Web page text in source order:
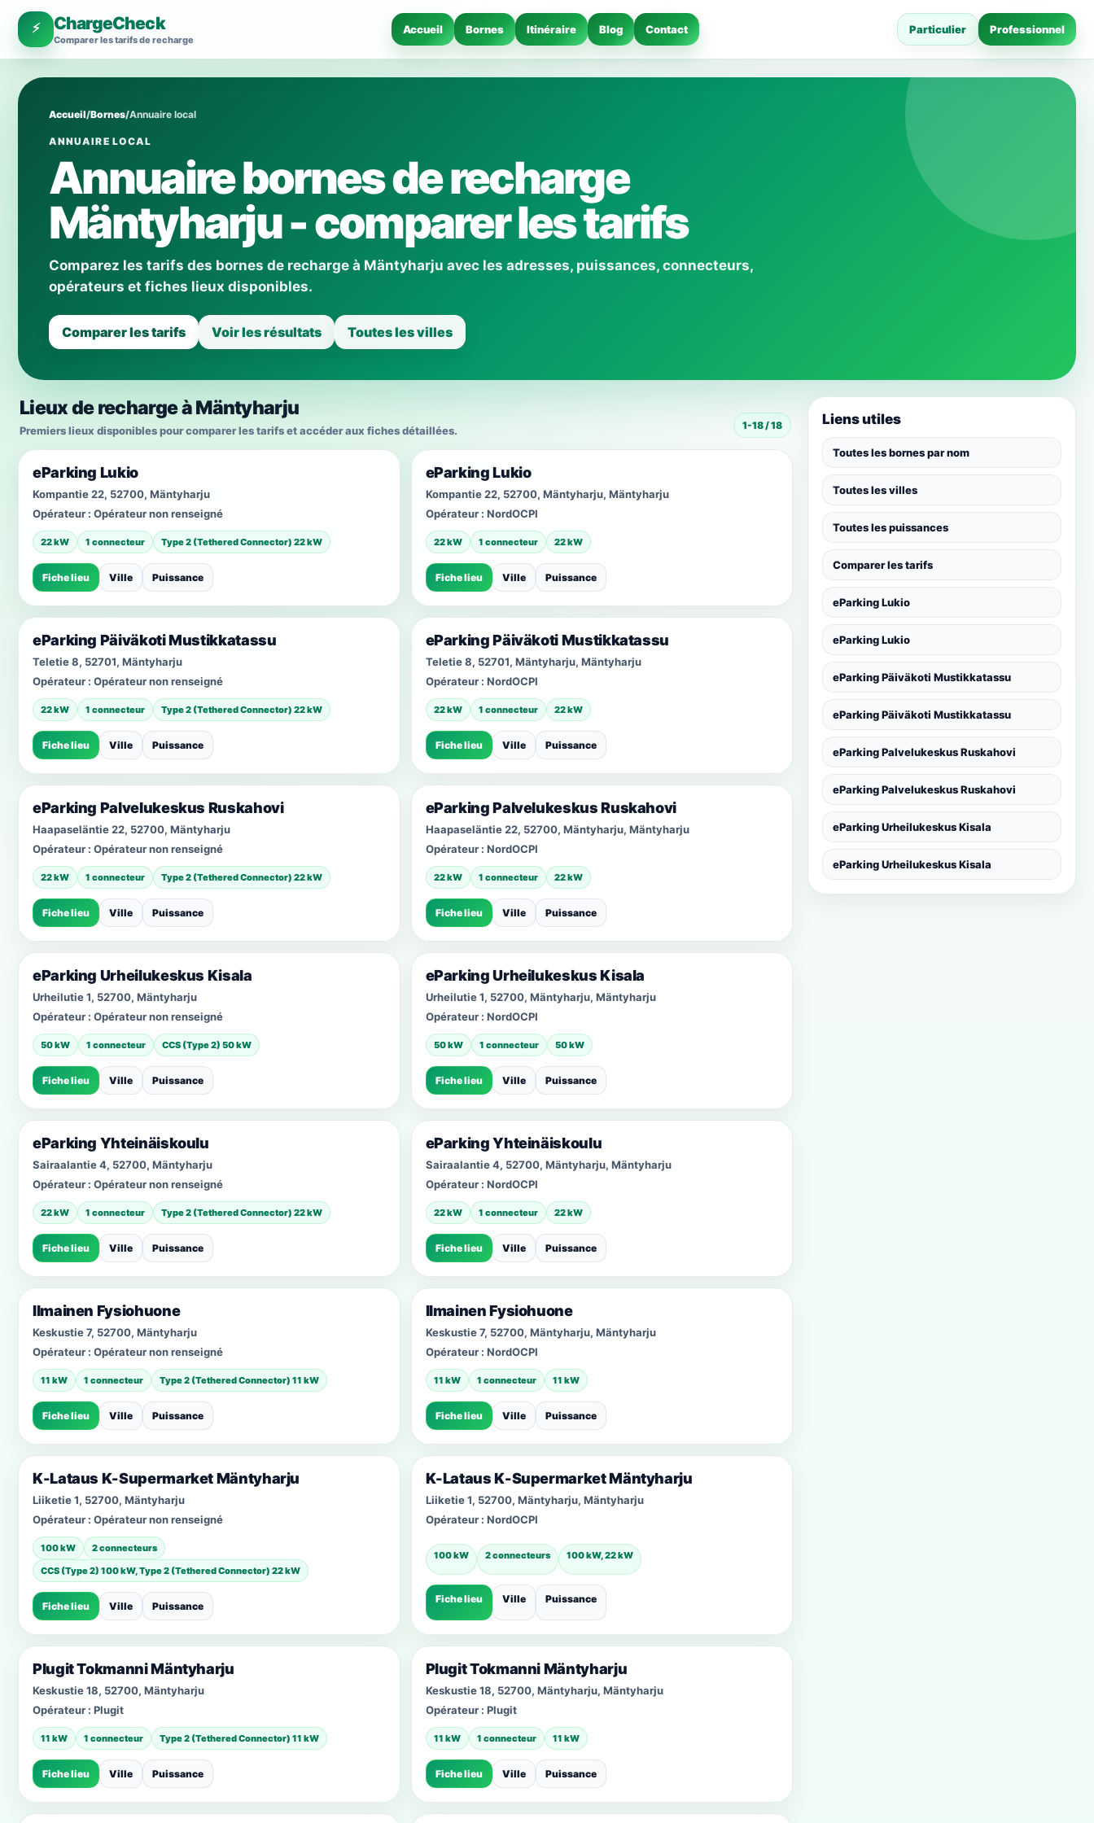
⚡ ChargeCheck
Comparer les tarifs de recharge
Accueil Bornes Itinéraire Blog Contact Particulier Professionnel
Accueil/Bornes/Annuaire local
ANNUAIRE LOCAL
Annuaire bornes de recharge
Mäntyharju - comparer les tarifs
Comparez les tarifs des bornes de recharge à Mäntyharju avec les adresses, puissances, connecteurs,
opérateurs et fiches lieux disponibles.
Comparer les tarifs Voir les résultats Toutes les villes
Lieux de recharge à Mäntyharju
Premiers lieux disponibles pour comparer les tarifs et accéder aux fiches détaillées. 1-18 / 18
eParking Lukio
Kompantie 22, 52700, Mäntyharju
Opérateur : Opérateur non renseigné
22 kW 1 connecteur Type 2 (Tethered Connector) 22 kW
Fiche lieu Ville Puissance
eParking Lukio
Kompantie 22, 52700, Mäntyharju, Mäntyharju
Opérateur : NordOCPI
22 kW 1 connecteur 22 kW
Fiche lieu Ville Puissance
eParking Päiväkoti Mustikkatassu
Teletie 8, 52701, Mäntyharju
Opérateur : Opérateur non renseigné
22 kW 1 connecteur Type 2 (Tethered Connector) 22 kW
Fiche lieu Ville Puissance
eParking Päiväkoti Mustikkatassu
Teletie 8, 52701, Mäntyharju, Mäntyharju
Opérateur : NordOCPI
22 kW 1 connecteur 22 kW
Fiche lieu Ville Puissance
eParking Palvelukeskus Ruskahovi
Haapaseläntie 22, 52700, Mäntyharju
Opérateur : Opérateur non renseigné
22 kW 1 connecteur Type 2 (Tethered Connector) 22 kW
Fiche lieu Ville Puissance
eParking Palvelukeskus Ruskahovi
Haapaseläntie 22, 52700, Mäntyharju, Mäntyharju
Opérateur : NordOCPI
22 kW 1 connecteur 22 kW
Fiche lieu Ville Puissance
eParking Urheilukeskus Kisala
Urheilutie 1, 52700, Mäntyharju
Opérateur : Opérateur non renseigné
50 kW 1 connecteur CCS (Type 2) 50 kW
Fiche lieu Ville Puissance
eParking Urheilukeskus Kisala
Urheilutie 1, 52700, Mäntyharju, Mäntyharju
Opérateur : NordOCPI
50 kW 1 connecteur 50 kW
Fiche lieu Ville Puissance
eParking Yhteinäiskoulu
Sairaalantie 4, 52700, Mäntyharju
Opérateur : Opérateur non renseigné
22 kW 1 connecteur Type 2 (Tethered Connector) 22 kW
Fiche lieu Ville Puissance
eParking Yhteinäiskoulu
Sairaalantie 4, 52700, Mäntyharju, Mäntyharju
Opérateur : NordOCPI
22 kW 1 connecteur 22 kW
Fiche lieu Ville Puissance
Ilmainen Fysiohuone
Keskustie 7, 52700, Mäntyharju
Opérateur : Opérateur non renseigné
11 kW 1 connecteur Type 2 (Tethered Connector) 11 kW
Fiche lieu Ville Puissance
Ilmainen Fysiohuone
Keskustie 7, 52700, Mäntyharju, Mäntyharju
Opérateur : NordOCPI
11 kW 1 connecteur 11 kW
Fiche lieu Ville Puissance
K-Lataus K-Supermarket Mäntyharju
Liiketie 1, 52700, Mäntyharju
Opérateur : Opérateur non renseigné
100 kW
2 connecteurs
CCS (Type 2) 100 kW, Type 2 (Tethered Connector) 22 kW
Fiche lieu Ville Puissance
K-Lataus K-Supermarket Mäntyharju
Liiketie 1, 52700, Mäntyharju, Mäntyharju
Opérateur : NordOCPI
100 kW 2 connecteurs 100 kW, 22 kW
Fiche lieu Ville Puissance
Plugit Tokmanni Mäntyharju
Keskustie 18, 52700, Mäntyharju
Opérateur : Plugit
11 kW 1 connecteur Type 2 (Tethered Connector) 11 kW
Fiche lieu Ville Puissance
Plugit Tokmanni Mäntyharju
Keskustie 18, 52700, Mäntyharju, Mäntyharju
Opérateur : Plugit
11 kW 1 connecteur 11 kW
Fiche lieu Ville Puissance
Liens utiles
Toutes les bornes par nom
Toutes les villes
Toutes les puissances
Comparer les tarifs
eParking Lukio
eParking Lukio
eParking Päiväkoti Mustikkatassu
eParking Päiväkoti Mustikkatassu
eParking Palvelukeskus Ruskahovi
eParking Palvelukeskus Ruskahovi
eParking Urheilukeskus Kisala
eParking Urheilukeskus Kisala